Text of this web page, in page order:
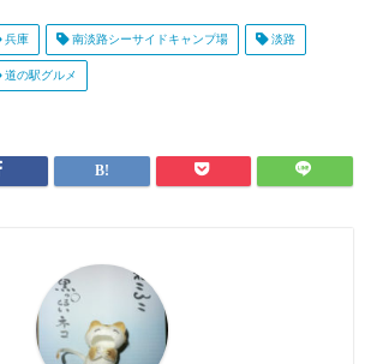
兵庫 南淡路シーサイドキャンプ場 淡路
道の駅グルメ